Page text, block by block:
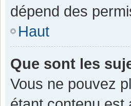
dépend des
Haut
Que sont les
Vous ne pouvez